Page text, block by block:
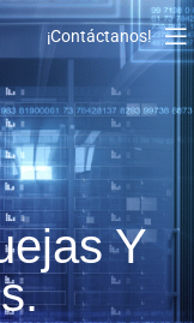
¡Contáctanos!
Y